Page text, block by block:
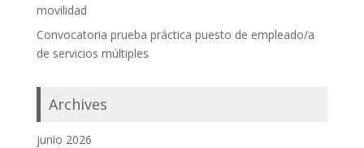
movilidad
Convocatoria prueba práctica puesto de empleado/a
de servicios múltiples
Archives
junio 2026